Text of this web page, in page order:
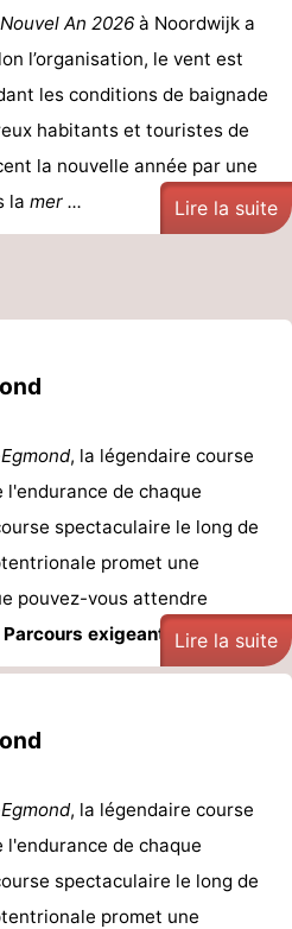
An 2026 à Noordwijk a
l’organisation, le vent est
les conditions de baignade
habitants et touristes de
la nouvelle année par une
la mer ... Lire la suite
, la légendaire course
l'endurance de chaque
spectaculaire le long de
promet une
pouvez-vous attendre
Parcours exigeant : ...Lire la suite
, la légendaire course
l'endurance de chaque
spectaculaire le long de
promet une